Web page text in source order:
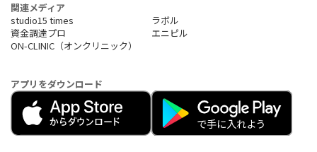
関連メディア
studio15 times
ラボル
資金調達プロ
エニピル
ON-CLINIC（オンクリニック）
アプリをダウンロード